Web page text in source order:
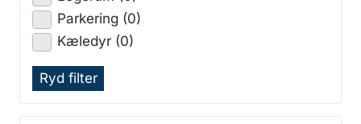
Parkering (0)
Kæledyr (0)
Ryd filter